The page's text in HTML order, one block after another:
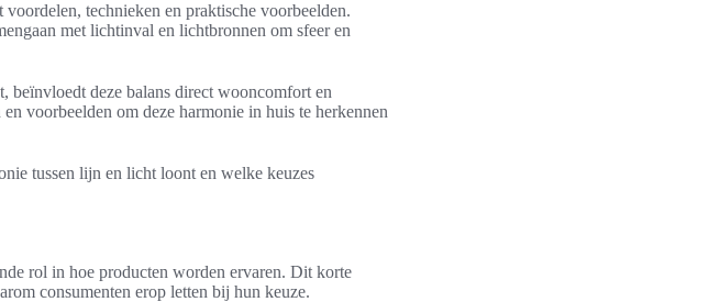
technieken en praktische voorbeelden.
met lichtinval en lichtbronnen om sfeer en
beïnvloedt deze balans direct wooncomfort en
voorbeelden om deze harmonie in huis te herkennen
tussen lijn en licht loont en welke keuzes
rol in hoe producten worden ervaren. Dit korte
consumenten erop letten bij hun keuze.